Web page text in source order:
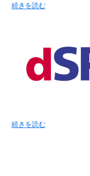
続きを読む
続きを読む